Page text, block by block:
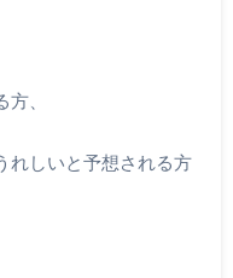
、
れしいと予想される方